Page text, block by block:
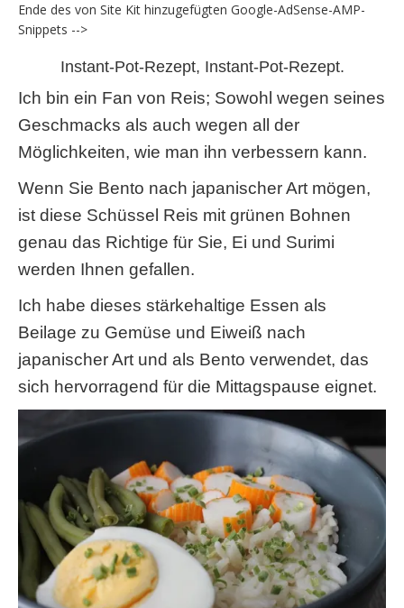
Ende des von Site Kit hinzugefügten Google-AdSense-AMP-
Snippets -->
Instant-Pot-Rezept, Instant-Pot-Rezept.
Ich bin ein Fan von Reis; Sowohl wegen seines
Geschmacks als auch wegen all der
Möglichkeiten, wie man ihn verbessern kann.
Wenn Sie Bento nach japanischer Art mögen,
ist diese Schüssel Reis mit grünen Bohnen
genau das Richtige für Sie, Ei und Surimi
werden Ihnen gefallen.
Ich habe dieses stärkehaltige Essen als
Beilage zu Gemüse und Eiweiß nach
japanischer Art und als Bento verwendet, das
sich hervorragend für die Mittagspause eignet.